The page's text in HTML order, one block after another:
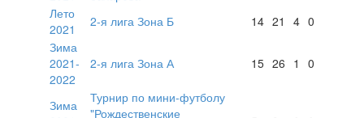
Лето
2021
2-я лига Зона Б 14 21 4 0
Зима
2021-
2022
2-я лига Зона А 15 26 1 0
Зима
Турнир по мини-футболу
"Рождественские